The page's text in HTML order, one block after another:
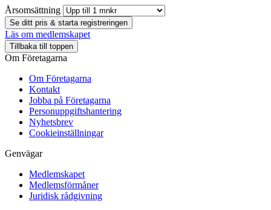
Årsomsättning
Se ditt pris & starta registreringen
Läs om medlemskapet
Tillbaka till toppen
Om Företagarna
Om Företagarna
Kontakt
Jobba på Företagarna
Personuppgiftshantering
Nyhetsbrev
Cookieinställningar
Genvägar
Medlemskapet
Medlemsförmåner
Juridisk rådgivning